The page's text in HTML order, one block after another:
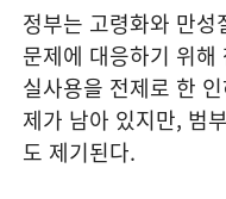
정부는 고령화와 만
문제에 대응하기 위
실사용을 전제로 한
제가 남아 있지만, 범
도 제기된다.